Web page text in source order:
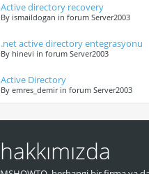
Active directory recovery
By ismaildogan in forum Server2003
.net active directory entegrasyonu
By hinevi in forum Server2003
Active Directory
By emres_demir in forum Server2003
hakkımızda